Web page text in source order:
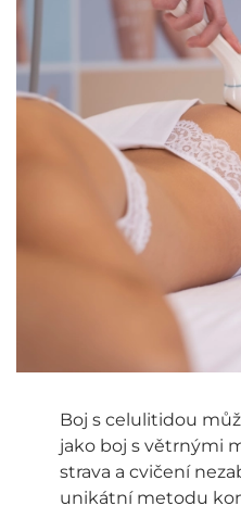
Boj s celulitidou
jako boj s větrnými
strava a cvičení
unikátní metodu